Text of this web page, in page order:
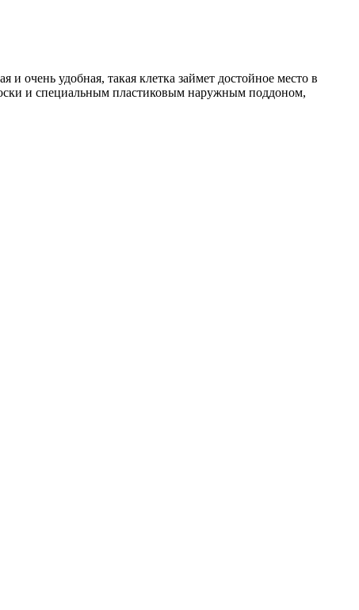
очень удобная, такая клетка займет достойное место в
и специальным пластиковым наружным поддоном,